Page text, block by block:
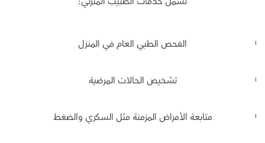
الفحص الطبي العام في المنزل
تشخيص الحالات المرضية
متابعة الأمراض المزمنة مثل السكري والضغط